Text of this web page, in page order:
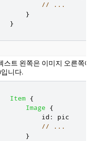
// ...
}
}
스트 왼쪽은 이미지 오른쪽에
니다.
Item {
Image
{
id :
pic
// ...
}